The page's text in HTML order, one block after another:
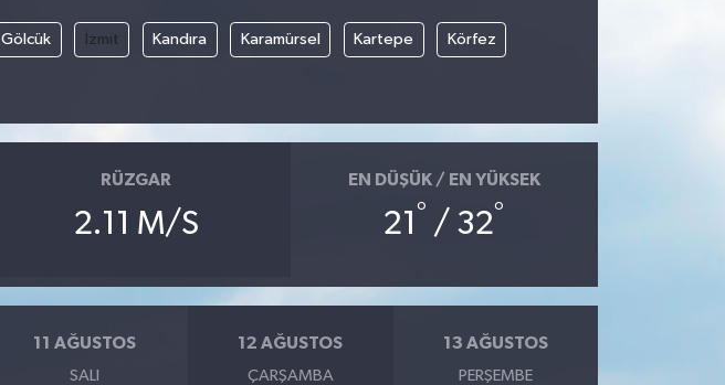
Gölcük İzmit Kandıra Karamürsel Kartepe Körfez
RÜZGAR
2.11 M/S
EN DÜŞÜK / EN YÜKSEK
21 ° / 32°
11 AĞUSTOS
SALI
12 AĞUSTOS
ÇARŞAMBA
13 AĞUSTOS
PERŞEMBE